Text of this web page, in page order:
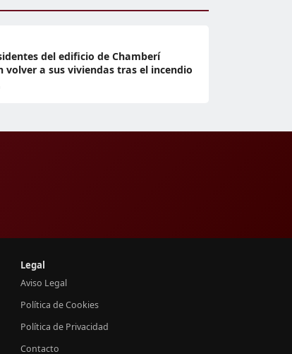
del edificio de Chamberí
volver a sus viviendas tras el incendio
Legal
Aviso Legal
Política de Cookies
Política de Privacidad
Contacto